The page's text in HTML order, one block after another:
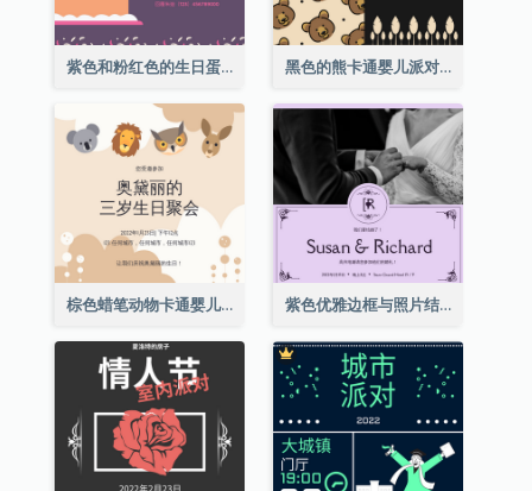
紫色和粉红色的生日蛋糕插图聚会请柬 黑色的熊卡通婴儿派对请柬
棕色蜡笔动物卡通婴儿生日邀请 紫色优雅边框与照片结婚请柬